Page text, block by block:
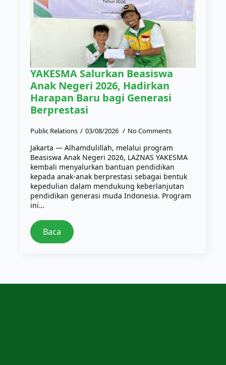
YAKESMA Salurkan Beasiswa
Anak Negeri 2026, Hadirkan
Harapan Baru bagi Generasi
Berprestasi
Public Relations 03/08/2026 No Comments
Jakarta — Alhamdulillah, melalui program
Beasiswa Anak Negeri 2026, LAZNAS YAKESMA
kembali menyalurkan bantuan pendidikan
kepada anak-anak berprestasi sebagai bentuk
kepedulian dalam mendukung keberlanjutan
pendidikan generasi muda Indonesia. Program
ini…
Baca